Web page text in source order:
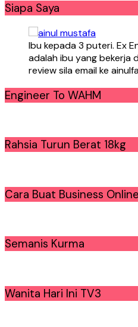
Siapa Saya
Ibu kepada 3 puteri. Ex
adalah ibu yang bekerja
review sila email ke
Engineer To WAHM
Rahsia Turun Berat 18kg
Cara Buat Business
Semanis Kurma
Wanita Hari Ini TV3